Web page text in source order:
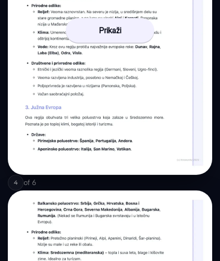
Prikaži
4 of 6